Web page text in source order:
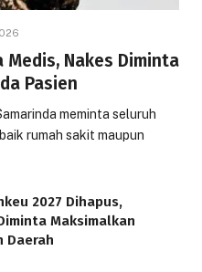
Medis, Nakes Diminta
Pasien
meminta seluruh
rumah sakit maupun
2027 Dihapus,
Maksimalkan
Daerah